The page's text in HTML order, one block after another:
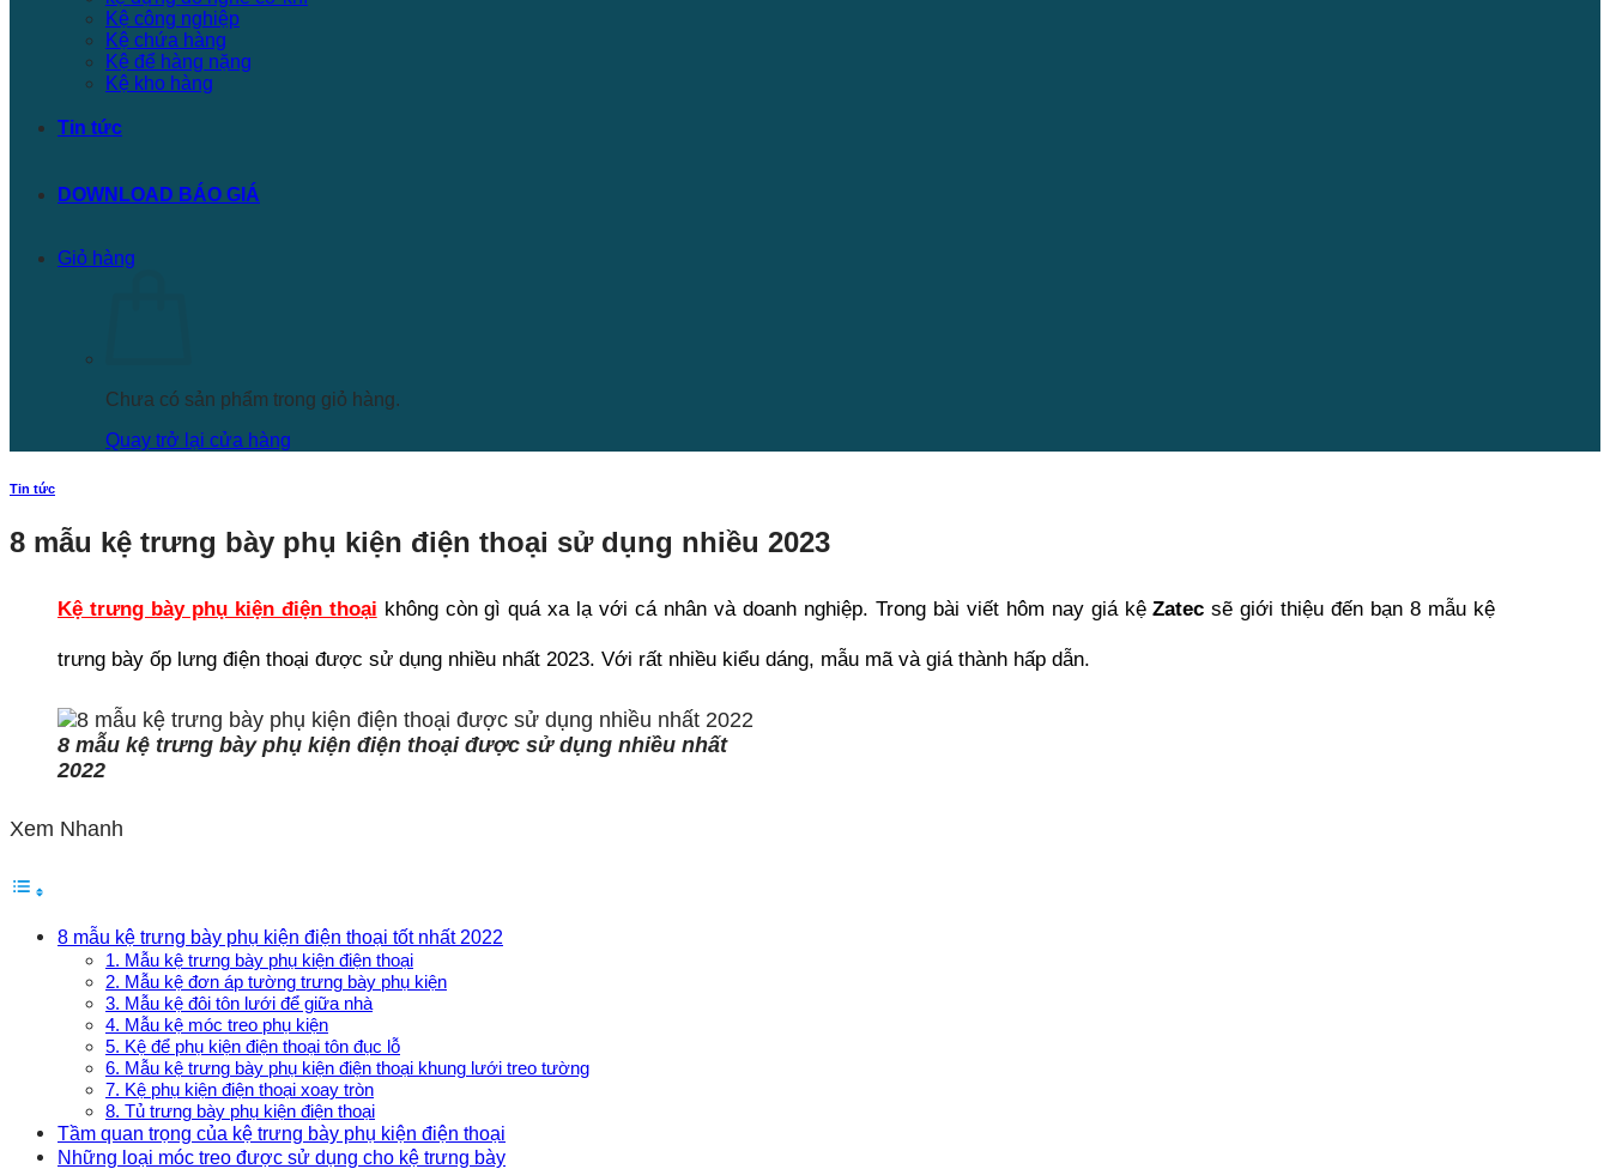
Kệ công nghiệp
Kệ chứa hàng
Kệ để hàng nặng
Kệ kho hàng
Tin tức
DOWNLOAD BÁO GIÁ
Giỏ hàng
Chưa có sản phẩm trong giỏ hàng.
Quay trở lại cửa hàng
Tin tức
8 mẫu kệ trưng bày phụ kiện điện thoại sử dụng nhiều 2023
Kệ trưng bày phụ kiện điện thoại không còn gì quá xa lạ với cá nhân và doanh nghiệp. Trong bài viết hôm nay giá kệZatec sẽ giới thiệu đến bạn 8 mẫu kệ
trưng bày ốp lưng điện thoại được sử dụng nhiều nhất 2023. Với rất nhiều kiểu dáng, mẫu mã và giá thành hấp dẫn.
8 mẫu kệ trưng bày phụ kiện điện thoại được sử dụng nhiều nhất
2022
Xem Nhanh
8 mẫu kệ trưng bày phụ kiện điện thoại tốt nhất 2022
1. Mẫu kệ trưng bày phụ kiện điện thoại
2. Mẫu kệ đơn áp tường trưng bày phụ kiện
3. Mẫu kệ đôi tôn lưới để giữa nhà
4. Mẫu kệ móc treo phụ kiện
5. Kệ để phụ kiện điện thoại tôn đục lỗ
6. Mẫu kệ trưng bày phụ kiện điện thoại khung lưới treo tường
7. Kệ phụ kiện điện thoại xoay tròn
8. Tủ trưng bày phụ kiện điện thoại
Tầm quan trọng của kệ trưng bày phụ kiện điện thoại
Những loại móc treo được sử dụng cho kệ trưng bày